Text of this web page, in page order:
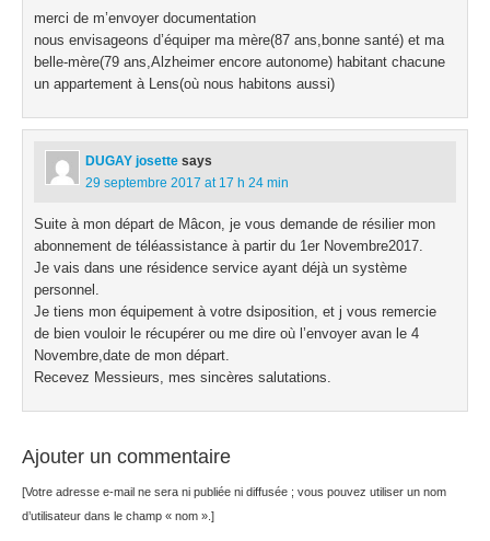
merci de m’envoyer documentation
nous envisageons d’équiper ma mère(87 ans,bonne santé) et ma
belle-mère(79 ans,Alzheimer encore autonome) habitant chacune
un appartement à Lens(où nous habitons aussi)
DUGAY josette says
29 septembre 2017 at 17 h 24 min
Suite à mon départ de Mâcon, je vous demande de résilier mon
abonnement de téléassistance à partir du 1er Novembre2017.
Je vais dans une résidence service ayant déjà un système
personnel.
Je tiens mon équipement à votre dsiposition, et j vous remercie
de bien vouloir le récupérer ou me dire où l’envoyer avan le 4
Novembre,date de mon départ.
Recevez Messieurs, mes sincères salutations.
Ajouter un commentaire
[Votre adresse e-mail ne sera ni publiée ni diffusée ; vous pouvez utiliser un nom
d’utilisateur dans le champ « nom ».]